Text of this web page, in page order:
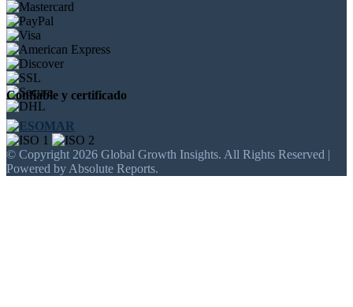
Confiable y certificado
© Copyright 2026 Global Growth Insights. All Rights Reserved |
Powered by Absolute Reports.